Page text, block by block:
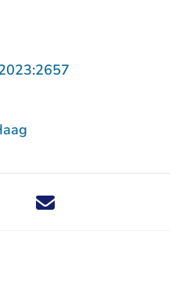
Deel dit nieuwsbericht via X -
Deel dit nieuwsbericht via
Deel dit nieuwsbericht
Deel dit